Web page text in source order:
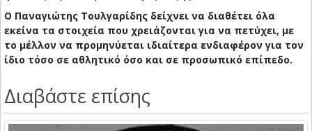
Ο Παναγιώτης Τουλγαρίδης δείχνει να διαθέτει όλα
εκείνα τα στοιχεία που χρειάζονται για να πετύχει, με
το μέλλον να προμηνύεται ιδιαίτερα ενδιαφέρον για τον
ίδιο τόσο σε αθλητικό όσο και σε προσωπικό επίπεδο.
Διαβάστε επίσης